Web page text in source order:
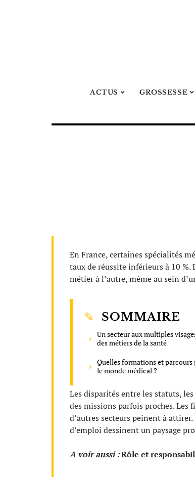
ACTUS GROSSESSE
En France, certaines spécialités
taux de réussite inférieurs à 10
métier à l’autre, même au sein
SOMMAIRE
Un secteur aux multiples
des métiers de la santé
Quelles formations et
le monde médical ?
Les disparités entre les statuts,
des missions parfois proches.
d’autres secteurs peinent à
d’emploi dessinent un paysage
A voir aussi :Rôle et